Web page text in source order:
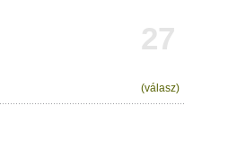
27
(válasz)